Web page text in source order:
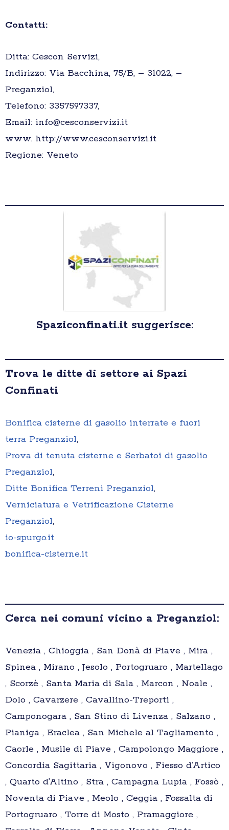
Contatti:
Ditta: Cescon Servizi,
Indirizzo: Via Bacchina, 75/B, – 31022, –
Preganziol,
Telefono: 3357597337,
Email: info@cesconservizi.it
www. http://www.cesconservizi.it
Regione: Veneto
Spaziconfinati.it suggerisce:
Trova le ditte di settore ai Spazi
Confinati
Bonifica cisterne di gasolio interrate e fuori
terra Preganziol,
Prova di tenuta cisterne e Serbatoi di gasolio
Preganziol,
Ditte Bonifica Terreni Preganziol,
Verniciatura e Vetrificazione Cisterne
Preganziol,
io-spurgo.it
bonifica-cisterne.it
Cerca nei comuni vicino a Preganziol:
Venezia , Chioggia , San Donà di Piave , Mira ,
Spinea , Mirano , Jesolo , Portogruaro , Martellago
, Scorzè , Santa Maria di Sala , Marcon , Noale ,
Dolo , Cavarzere , Cavallino-Treporti ,
Camponogara , San Stino di Livenza , Salzano ,
Pianiga , Eraclea , San Michele al Tagliamento ,
Caorle , Musile di Piave , Campolongo Maggiore ,
Concordia Sagittaria , Vigonovo , Fiesso d’Artico
, Quarto d’Altino , Stra , Campagna Lupia , Fossò ,
Noventa di Piave , Meolo , Ceggia , Fossalta di
Portogruaro , Torre di Mosto , Pramaggiore ,